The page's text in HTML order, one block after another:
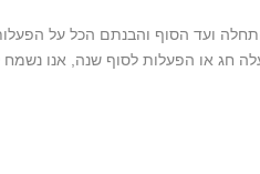
ועד הסוף והבנתם הכל על הפעלות
חג או הפעלות לסוף שנה, אנו נשמח